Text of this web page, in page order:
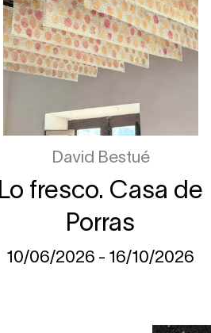
David Bestué
Lo fresco. Casa de
Porras
10/06/2026 - 16/10/2026